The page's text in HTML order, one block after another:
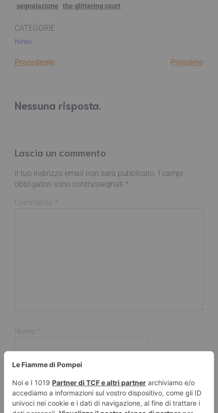
segnalazione
the glittering court
CATEGORIE
News
Precedente Prossimo
Nessuna risposta.
Lascia un commento
Il tuo indirizzo email non sarà pubblicato.
I campi
obbligatori sono contrassegnati *
Commento *
Nome *